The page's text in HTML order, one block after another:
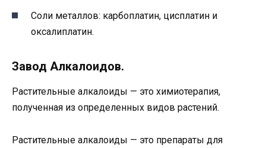
Соли металлов: карбоплатин, цисплатин и
оксалиплатин.
Завод Алкалоидов.
Растительные алкалоиды — это химиотерапия,
полученная из определенных видов растений.
Растительные алкалоиды — это препараты для